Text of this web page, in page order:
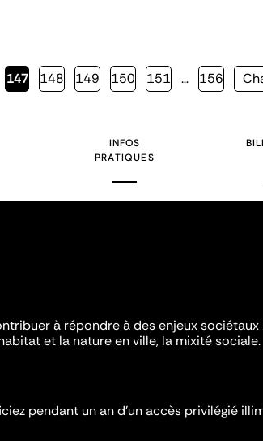
Page
147 Page
148 Page
149 Page
150 Page
151 … Page
156
INFOS
PRATIQUES
à répondre à des enjeux
et la nature en ville, la mixité sociale.
pendant un an d’un accès privilégié